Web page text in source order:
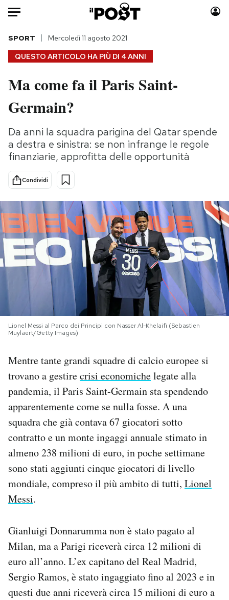
Auto
HOME
Italia
Politica
Tecnologia
Internet
Scienza
Cultura
Economia
Sport
Moda
Storie/Idee
Ok Boomer!
Media
Mondiali calcio 2026
PODCAST
NEWSLETTER
I MIEI PREFERITI
AREA PERSONALE
Area Personale
Newsletter
Notifiche mobile
Regala il Post
QUESTO ARTICOLO HA PIÙ DI 4 ANNI
SPORT Mercoledì 11 agosto 2021
Ma come fa il Paris Saint-
Germain?
Da anni la squadra parigina del Qatar spende
a destra e sinistra: se non infrange le regole
finanziarie, approfitta delle opportunità
Condividi
Lionel Messi al Parco dei Principi con Nasser Al-Khelaifi (Sebastien
Muylaert/Getty Images)
Mentre tante grandi squadre di calcio europee si
trovano a gestirecrisi economichelegate alla
pandemia, il Paris Saint-Germain sta spendendo
apparentemente come se nulla fosse. A una
squadra che già contava 67 giocatori sotto
contratto e un monte ingaggi annuale stimato in
almeno 238 milioni di euro, in poche settimane
sono stati aggiunti cinque giocatori di livello
mondiale, compreso il più ambito di tutti, Lionel
Messi.
Gianluigi Donnarumma non è stato pagato al
Milan, ma a Parigi riceverà circa 12 milioni di
euro all’anno. L’ex capitano del Real Madrid,
Sergio Ramos, è stato ingaggiato fino al 2023 e in
questi due anni riceverà circa 15 milioni di euro a